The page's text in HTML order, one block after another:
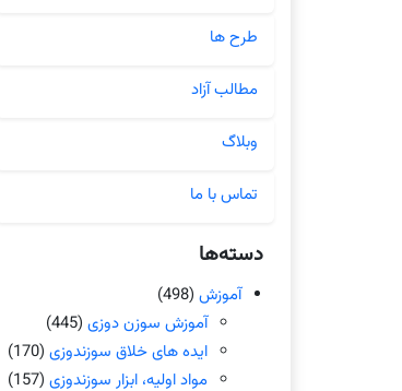
طرح ها
مطالب آزاد
وبلاگ
تماس با ما
دسته‌ها
آموزش (498)
آموزش سوزن دوزی (445)
ایده های خلاق سوزندوزی (170)
مواد اولیه، ابزار سوزندوزی (157)